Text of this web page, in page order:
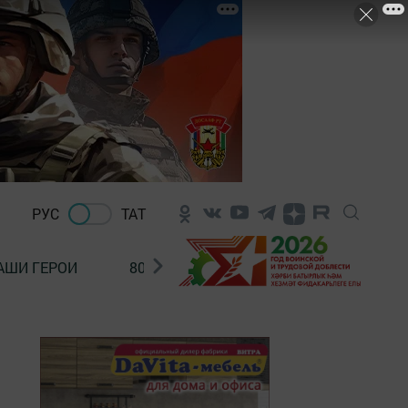
РУС ТАТ
ГЕРОИ 80 ЛЕТ ПОБЕДЫ! Финансовая